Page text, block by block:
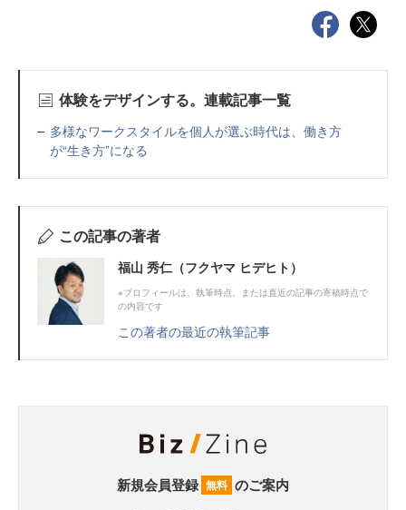
体験をデザインする。連載記事一覧
多様なワークスタイルを個人が選ぶ時代は、働き方
が“生き方”になる
この記事の著者
福山 秀仁（フクヤマ ヒデヒト）
※プロフィールは、執筆時点、または直近の記事の寄稿時点で
の内容です
この著者の最近の執筆記事
新規会員登録 無料 のご案内